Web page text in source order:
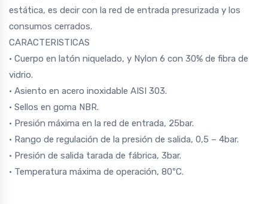
estática, es decir con la red de entrada presurizada y los
consumos cerrados.
CARACTERISTICAS
• Cuerpo en latón niquelado, y Nylon 6 con 30% de fibra de
vidrio.
• Asiento en acero inoxidable AISI 303.
• Sellos en goma NBR.
• Presión máxima en la red de entrada, 25bar.
• Rango de regulación de la presión de salida, 0,5 – 4bar.
• Presión de salida tarada de fábrica, 3bar.
• Temperatura máxima de operación, 80ºC.